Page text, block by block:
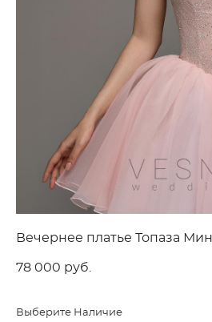
Вечернее платье Топаза
78 000 pуб.
Выберите Наличие